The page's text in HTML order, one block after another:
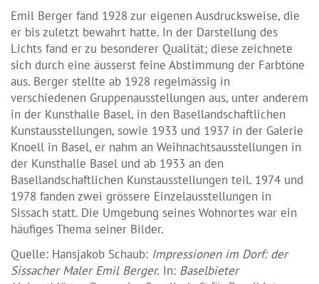
Emil Berger fand 1928 zur eigenen Ausdrucksweise, die
er bis zuletzt bewahrt hatte. In der Darstellung des
Lichts fand er zu besonderer Qualität; diese zeichnete
sich durch eine äusserst feine Abstimmung der Farbtöne
aus. Berger stellte ab 1928 regelmässig in
verschiedenen Gruppenausstellungen aus, unter anderem
in der Kunsthalle Basel, in den Basellandschaftlichen
Kunstausstellungen, sowie 1933 und 1937 in der Galerie
Knoell in Basel, er nahm an Weihnachtsausstellungen in
der Kunsthalle Basel und ab 1933 an den
Basellandschaftlichen Kunstausstellungen teil. 1974 und
1978 fanden zwei grössere Einzelausstellungen in
Sissach statt. Die Umgebung seines Wohnortes war ein
häufiges Thema seiner Bilder.
Quelle: Hansjakob Schaub: Impressionen im Dorf: der
Sissacher Maler Emil Berger. In: Baselbieter